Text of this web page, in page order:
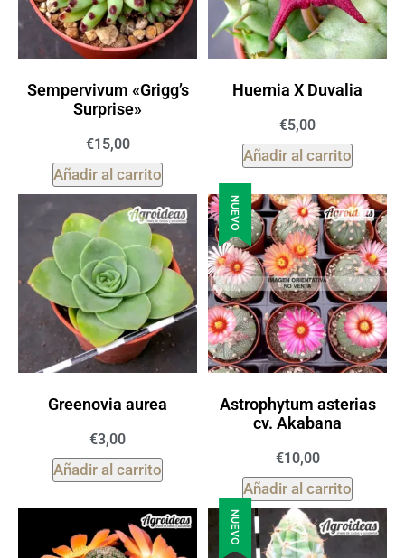
Sempervivum «Grigg’s
Surprise»
€15,00
Añadir al carrito
Huernia X Duvalia
€5,00
Añadir al carrito
Greenovia aurea
€3,00
Añadir al carrito
NUEVO
Astrophytum asterias
cv. Akabana
€10,00
Añadir al carrito
NUEVO